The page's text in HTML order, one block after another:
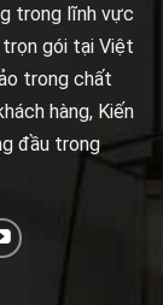
trong lĩnh vực
trọn gói tại Việt
trong chất
hàng, Kiến
đầu trong